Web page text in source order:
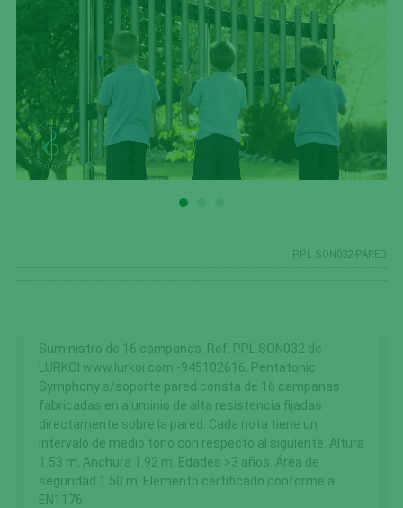
PPL.SON032-PARED
Suministro de 16 campanas. Ref. PPL.SON032 de
LURKOI www.lurkoi.com -945102616, Pentatonic
Symphony s/soporte pared consta de 16 campanas
fabricadas en aluminio de alta resistencia fijadas
directamente sobre la pared. Cada nota tiene un
intervalo de medio tono con respecto al siguiente. Altura
1.53 m, Anchura 1.92 m. Edades >3 años. Área de
seguridad 1.50 m. Elemento certificado conforme a
EN1176